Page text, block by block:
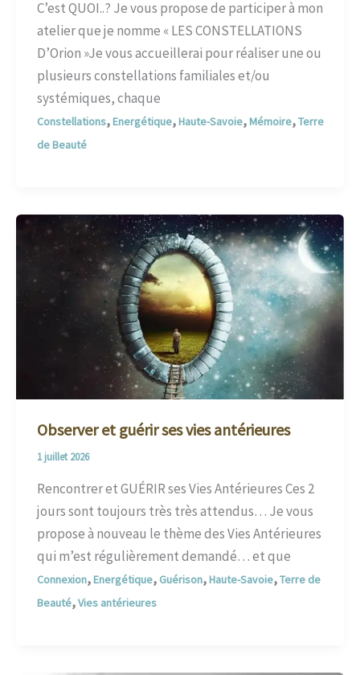
C’est QUOI..? Je vous propose de participer à mon
atelier que je nomme « LES CONSTELLATIONS
D’Orion »Je vous accueillerai pour réaliser une ou
plusieurs constellations familiales et/ou
systémiques, chaque
Constellations,Energétique,Haute-Savoie,Mémoire,Terre
de Beauté
Observer et guérir ses vies antérieures
1 juillet 2026
Rencontrer et GUÉRIR ses Vies Antérieures Ces 2
jours sont toujours très très attendus… Je vous
propose à nouveau le thème des Vies Antérieures
qui m’est régulièrement demandé… et que
Connexion,Energétique, Guérison,Haute-Savoie,Terre de
Beauté,Vies antérieures